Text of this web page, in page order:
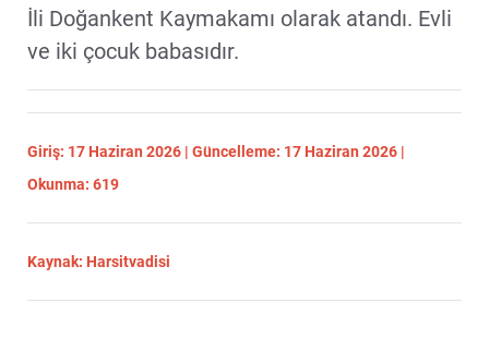
İli Doğankent Kaymakamı olarak atandı. Evli
ve iki çocuk babasıdır.
Giriş: 17 Haziran 2026 | Güncelleme: 17 Haziran 2026 |
Okunma: 619
Kaynak: Harsitvadisi